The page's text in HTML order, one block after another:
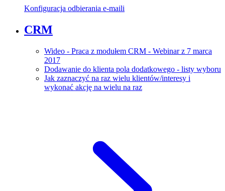
Konfiguracja odbierania e-maili
CRM
Wideo - Praca z modułem CRM - Webinar z 7 marca
2017
Dodawanie do klienta pola dodatkowego - listy wyboru
Jak zaznaczyć na raz wielu klientów/interesy i
wykonać akcję na wielu na raz